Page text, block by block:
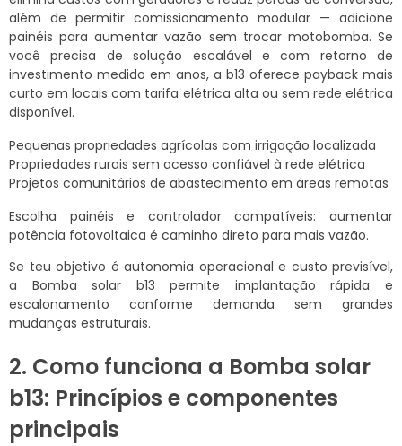
além de permitir comissionamento modular — adicione
painéis para aumentar vazão sem trocar motobomba. Se
você precisa de solução escalável e com retorno de
investimento medido em anos, a b13 oferece payback mais
curto em locais com tarifa elétrica alta ou sem rede elétrica
disponível.
Pequenas propriedades agrícolas com irrigação localizada
Propriedades rurais sem acesso confiável à rede elétrica
Projetos comunitários de abastecimento em áreas remotas
Escolha painéis e controlador compatíveis: aumentar
potência fotovoltaica é caminho direto para mais vazão.
Se teu objetivo é autonomia operacional e custo previsível,
a Bomba solar b13 permite implantação rápida e
escalonamento conforme demanda sem grandes
mudanças estruturais.
2. Como funciona a Bomba solar
b13: Princípios e componentes
principais